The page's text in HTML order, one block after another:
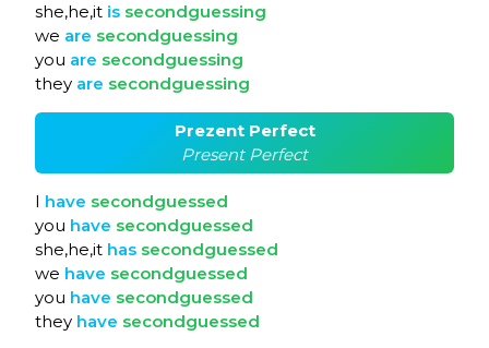
she,he,it is secondguessing
we are secondguessing
you are secondguessing
they are secondguessing
Prezent Perfect
Present Perfect
I have secondguessed
you have secondguessed
she,he,it has secondguessed
we have secondguessed
you have secondguessed
they have secondguessed